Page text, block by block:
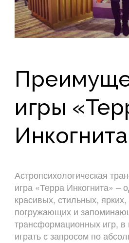
игры
Астропсихологическая
игра «Терра Инкогнита» –
красивых, стильных, ярких,
погружающих и
трансформационных игр,
играть с запросом по